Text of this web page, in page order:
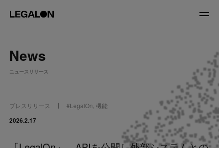
About
Service
News
ニュースリリース
プレスリリース #LegalOn ,機能
2026.2.17